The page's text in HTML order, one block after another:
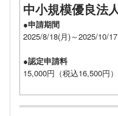
中小規模優良法
●申請期間
2025/8/18(月)～2025/10/
●認定申請料
15,000円（税込16,500円